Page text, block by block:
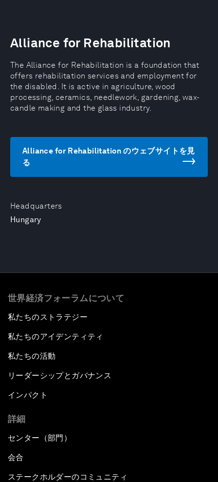
Headquarters
Hungary
Alliance for Rehabilitation
The Alliance for Rehabilitation is a foundation that
offers rehabilitation services and employment for
the disabled. It is active in agriculture, wood
processing, ceramics, needlework, gardening, wax-
candle making and the glass industry.
Alliance for Rehabilitation のウェブサイトを見
る
世界経済フォーラムについて
私たちのストラテジー
私たちのアイデンティティ
私たちの活動
リーダーシップとガバナンス
インパクト
詳細
センター（部門）
会合
ステークホルダーのコミュニティ